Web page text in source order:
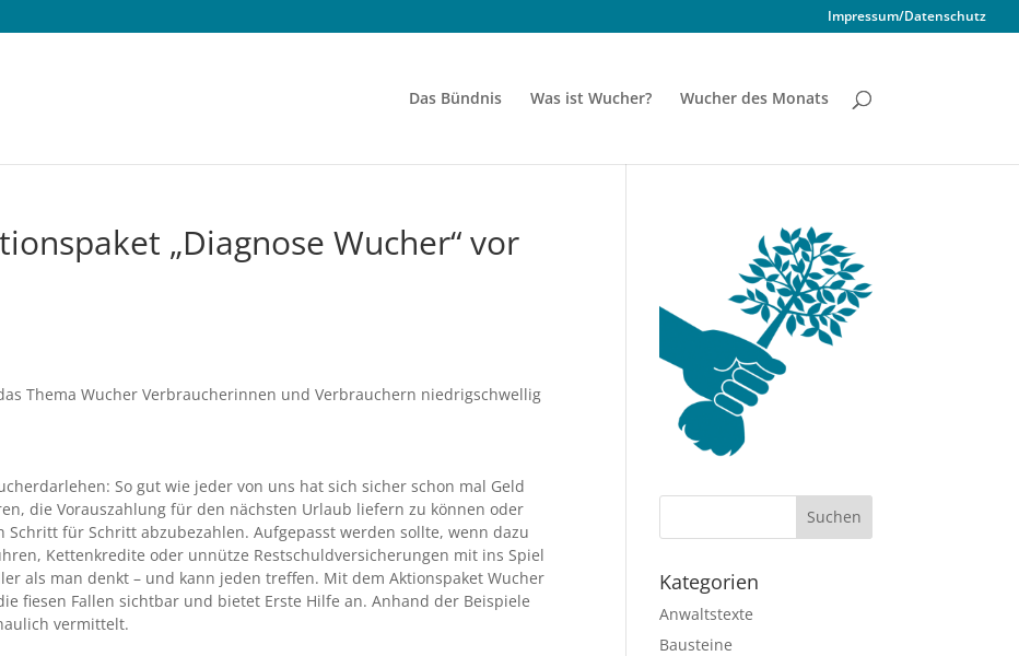
Impressum/Datenschutz
Das Bündnis Was ist Wucher? Wucher des Monats
„Diagnose Wucher“ vor
Thema Wucher Verbraucherinnen und Verbrauchern niedrigschwellig
So gut wie jeder von uns hat sich sicher schon mal Geld
die Vorauszahlung für den nächsten Urlaub liefern zu können oder
für Schritt abzubezahlen. Aufgepasst werden sollte, wenn dazu
Kettenkredite oder unnütze Restschuldversicherungen mit ins Spiel
als man denkt – und kann jeden treffen. Mit dem Aktionspaket Wucher
fiesen Fallen sichtbar und bietet Erste Hilfe an. Anhand der Beispiele
vermittelt.
Kategorien
Anwaltstexte
Bausteine